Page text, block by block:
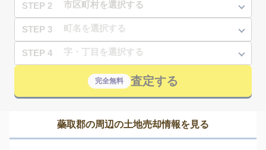
STEP 2
STEP 3
STEP 4
完全無料 査定する
蘂取郡の周辺の土地売却情報を見る